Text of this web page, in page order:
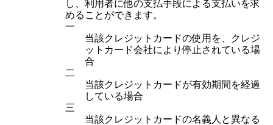
し、利用者に他の支払手段による支払いを求
めることができます。
一
当該クレジットカードの使用を、クレジ
ットカード会社により停止されている場
合
二
当該クレジットカードが有効期間を経過
している場合
三
当該クレジットカードの名義人と異なる